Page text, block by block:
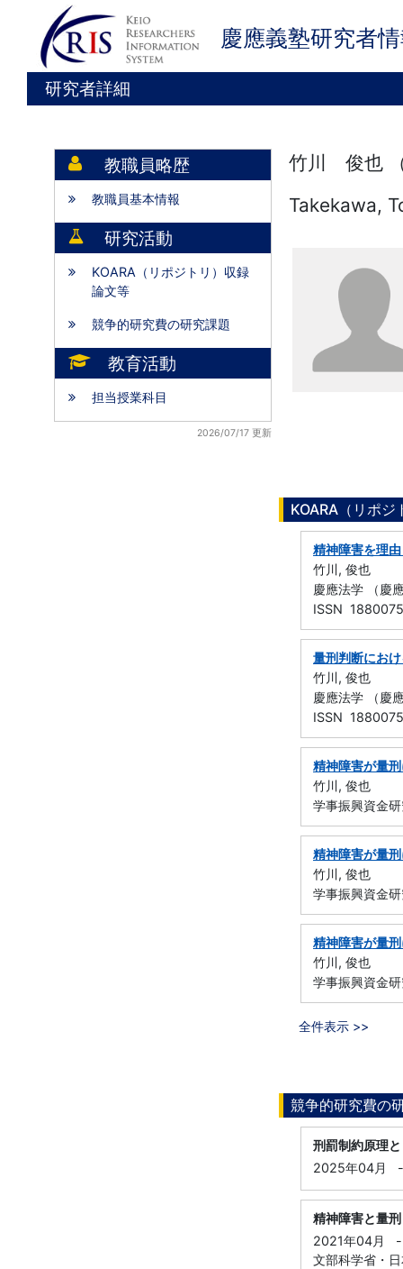
慶應義塾研究者
研究者詳細
教職員略歴
教職員基本情報
研究活動
KOARA（リポジトリ）収録
論文等
競争的研究費の研究課題
教育活動
担当授業科目
2026/07/17 更新
竹川 俊也
Takekawa,
KOARA（リポ
精神障害を理
竹川, 俊也
慶應法学 （慶
ISSN
量刑判断にお
竹川, 俊也
慶應法学 （慶
ISSN
精神障害が量
竹川, 俊也
学事振興資金
精神障害が量
竹川, 俊也
学事振興資金
精神障害が量
竹川, 俊也
学事振興資金
全件表示 >>
競争的研究費の
刑罰制約原理
2025年04月
-
精神障害と量
2021年04月
-
文部科学省・